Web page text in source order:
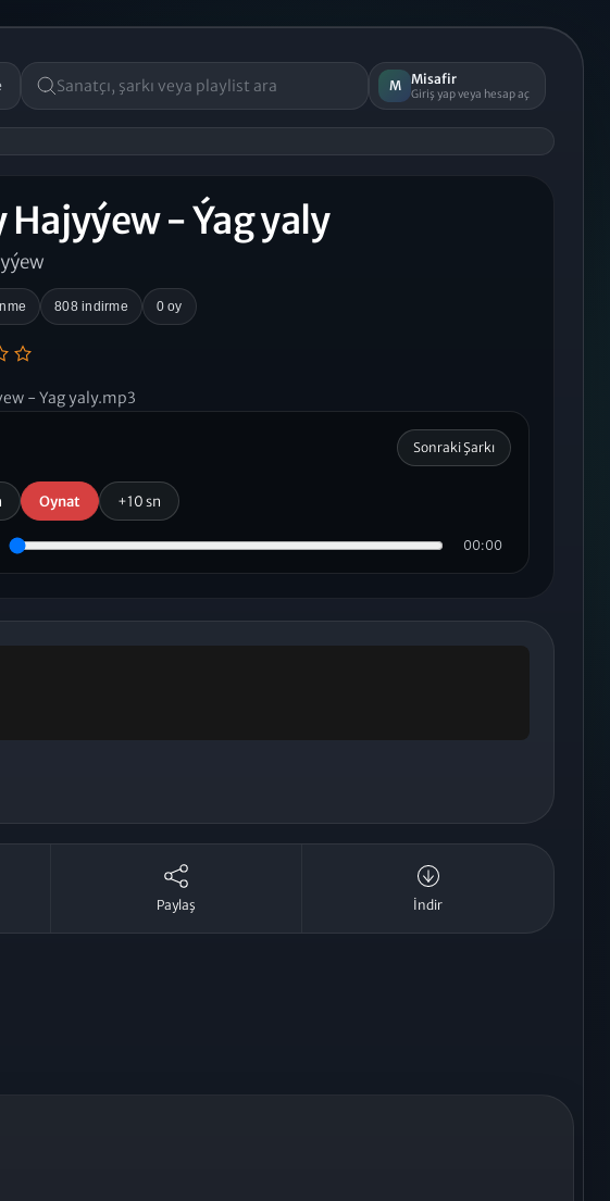
M Misafir
Giriş yap veya hesap aç
Hajyýew - Ýag yaly
808 indirme 0 oy
- Yag yaly.mp3
Sonraki Şarkı
Oynat +10 sn
00:00
Paylaş İndir